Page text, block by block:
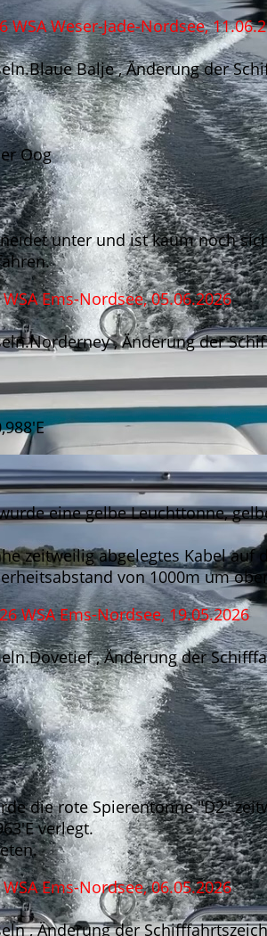
Weser-Jade-Nordsee,
Balje , Änderung der
Oog
unter und ist kaum noch
Ems-Nordsee, 05.06.2026
, Änderung der
eine gelbe Leuchttonne,
zeitweilig abgelegtes Kabel auf
von 1000m um
WSA Ems-Nordsee, 19.05.2026
, Änderung der
die rote Spierentonne "D2"
verlegt.
Ems-Nordsee, 06.05.2026
, Änderung der